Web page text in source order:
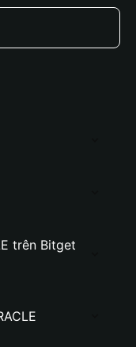
trên Bitget